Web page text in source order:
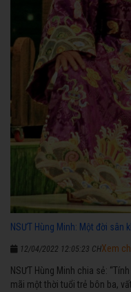
NSƯT Hùng Minh: Một đời sân
12/04/2022 12:05:23 CH
NSƯT Hùng Minh chia sẻ:
mãi một thời tuổi trẻ bôn ba,
Xem